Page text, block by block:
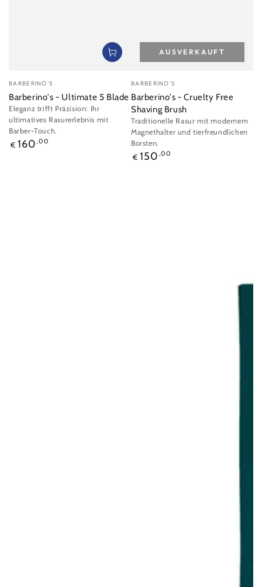
Verkäufer/in:
BARBERINO'S
Barberino's - Ultimate 5 Blade
Eleganz trifft Präzision: Ihr
ultimatives Rasurerlebnis mit
Barber-Touch.
Regulärer
€ 160 ,00
Verkäufer/in:
BARBERINO'S
Barberino's - Cruelty Free
Shaving Brush
Traditionelle Rasur mit modernem
Magnethalter und tierfreundlichen
Borsten.
Regulärer
€ 150 ,00
AUSVERKAUFT